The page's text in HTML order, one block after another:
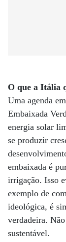
O que a Itália
Uma agenda
Embaixada
energia solar
se produzir
embaixada é
irrigação. Isso
exemplo de
ideológica, é
verdadeira.
sustentável.